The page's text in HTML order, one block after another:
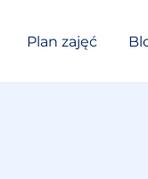
Plan zajęć